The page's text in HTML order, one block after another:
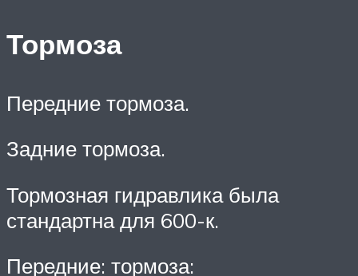
Тормоза
Передние тормоза.
Задние тормоза.
Тормозная гидравлика была
стандартна для 600-к.
Передние: тормоза: